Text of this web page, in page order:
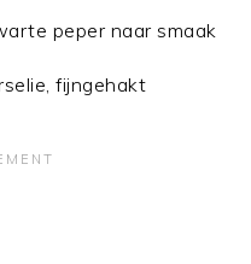
peper naar smaak
fijngehakt